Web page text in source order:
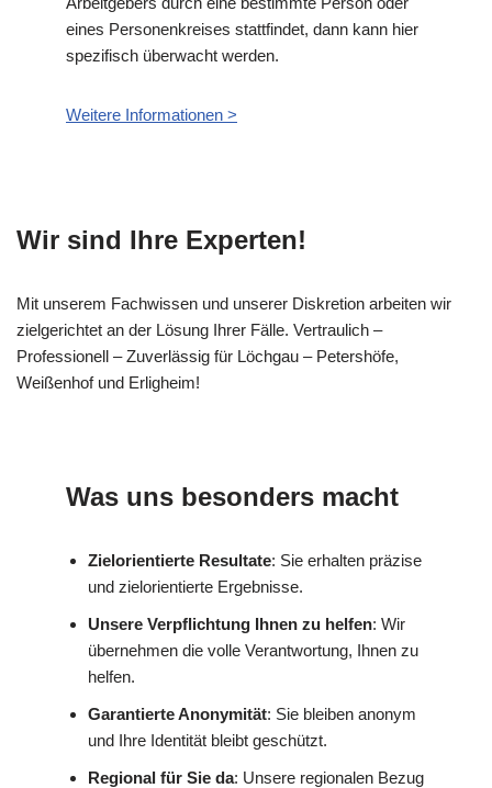
eines Personenkreises stattfindet, dann kann hier
spezifisch überwacht werden.
Weitere Informationen >
Wir sind Ihre Experten!
Mit unserem Fachwissen und unserer Diskretion arbeiten wir
zielgerichtet an der Lösung Ihrer Fälle. Vertraulich –
Professionell – Zuverlässig für Löchgau – Petershöfe,
Weißenhof und Erligheim!
Was uns besonders macht
Zielorientierte Resultate: Sie erhalten präzise
und zielorientierte Ergebnisse.
Unsere Verpflichtung Ihnen zu helfen: Wir
übernehmen die volle Verantwortung, Ihnen zu
helfen.
Garantierte Anonymität: Sie bleiben anonym
und Ihre Identität bleibt geschützt.
Regional für Sie da: Unsere regionalen Bezug